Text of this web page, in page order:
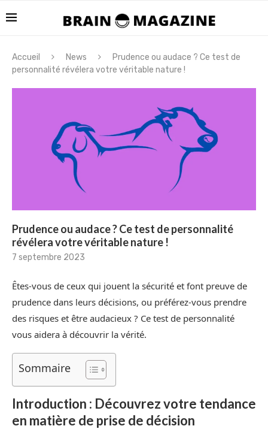
Accueil News
Prudence ou audace ? Ce test de
personnalité révélera votre véritable nature !
Prudence ou audace ? Ce test de personnalité
révélera votre véritable nature !
7 septembre 2023
Êtes-vous de ceux qui jouent la sécurité et font preuve de
prudence dans leurs décisions, ou préférez-vous prendre
des risques et être audacieux ? Ce test de personnalité
vous aidera à découvrir la vérité.
Sommaire
Introduction : Découvrez votre tendance
en matière de prise de décision